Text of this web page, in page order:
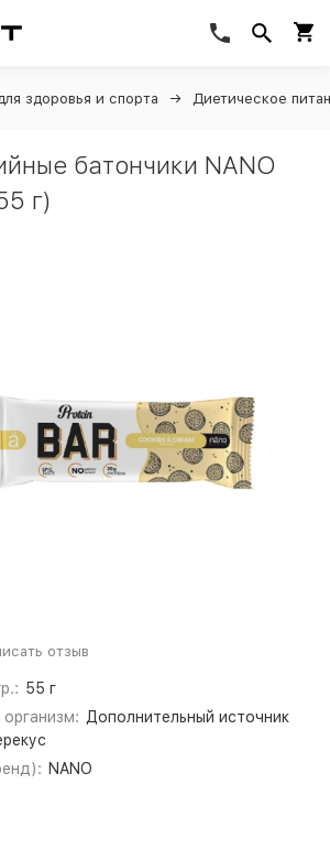
здоровья и спорта Диетическое
батончики NANO
г)
отзыв
55 г
Дополнительный источник
NANO